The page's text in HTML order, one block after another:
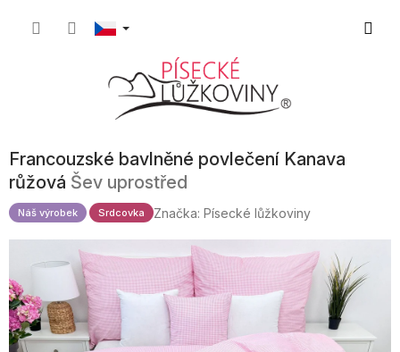
Francouzské bavlněné povlečení Kanava
růžová Šev uprostřed
Náš výrobek Srdcovka Značka: Písecké lůžkoviny